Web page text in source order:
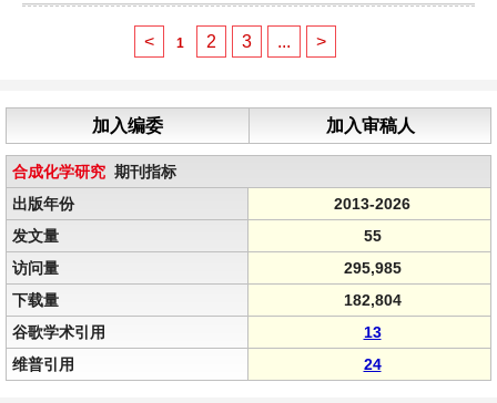
< 1 2 3 ... >
加入编委 加入审稿人
合成化学研究 期刊指标
出版年份
2013-2026
发文量
55
访问量
295,985
下载量
182,804
谷歌学术引用
13
维普引用
24